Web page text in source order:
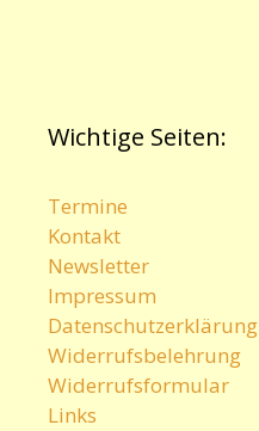
Wichtige Seiten:
Termine
Kontakt
Newsletter
Impressum
Datenschutzerklärung
Widerrufsbelehrung
Widerrufsformular
Links